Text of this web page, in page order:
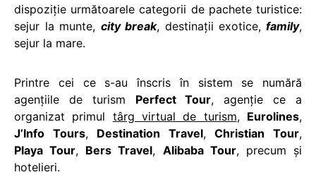
dispoziţie următoarele categorii de pachete turistice:
sejur la munte, city break, destinaţii exotice, family,
sejur la mare.
Printre cei ce s-au înscris în sistem se numără
agenţiile de turism Perfect Tour, agenţie ce a
organizat primul târg virtual de turism, Eurolines,
J’Info Tours, Destination Travel,Christian Tour,
Playa Tour, Bers Travel, Alibaba Tour, precum şi
hotelieri.